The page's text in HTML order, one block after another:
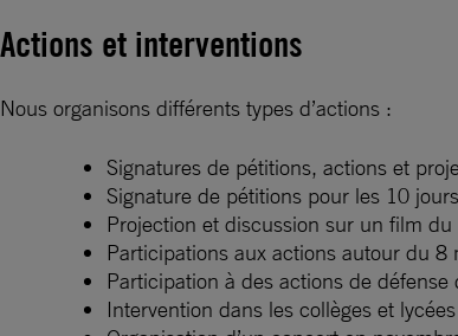
Actions et interventions
Nous organisons différents types d’actions :
Signatures de pétitions, actions et
Signature de pétitions pour les 10
Projection et discussion sur un film
Participations aux actions autour du 8
Participation à des actions de
Intervention dans les collèges et